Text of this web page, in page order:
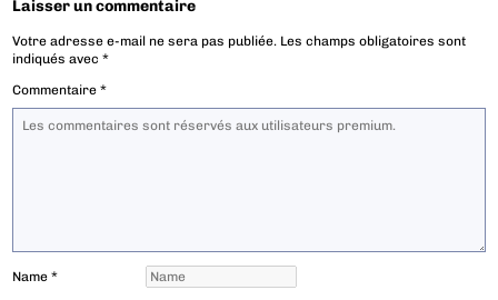
Laisser un commentaire
Votre adresse e-mail ne sera pas publiée. Les champs obligatoires sont
indiqués avec*
Commentaire*
Name*